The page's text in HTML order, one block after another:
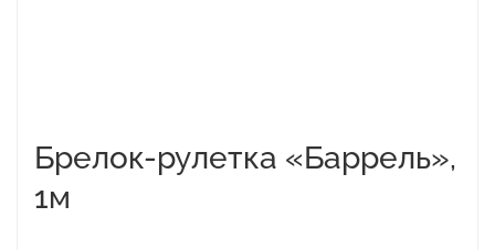
Брелок-рулетка «Баррель»,
1м